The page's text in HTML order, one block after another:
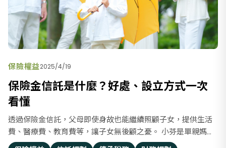
保險權益2025/4/19
保險金信託是什麼？好處、設立方式一次
看懂
透過保險金信託，父母即使身故也能繼續照顧子女，提供生活
費、醫療費、教育費等，讓子女無後顧之憂。 小芬是單親媽媽
帶著 2 個寶貝小孩，參加畢業 15 年的大學財經系同學會，同學